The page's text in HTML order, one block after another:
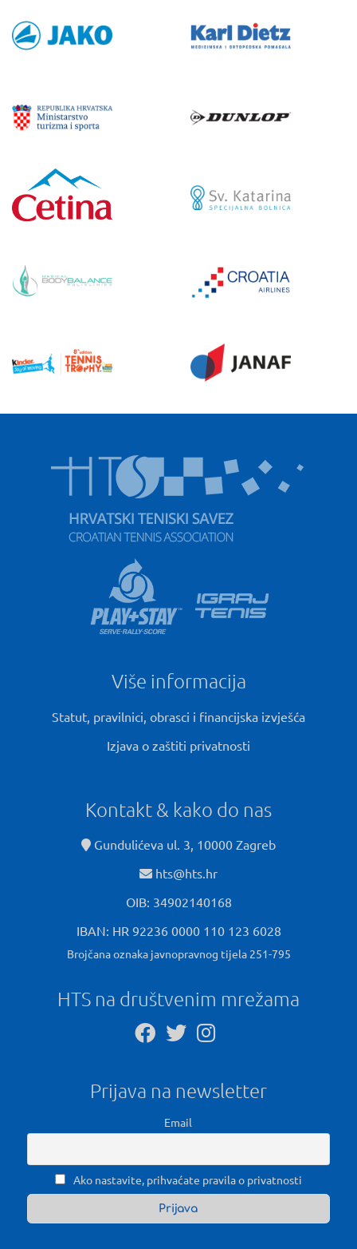
Više informacija
Statut, pravilnici, obrasci i financijska izvješća
Izjava o zaštiti privatnosti
Kontakt & kako do nas
Gundulićeva ul. 3, 10000 Zagreb
hts@hts.hr
OIB: 34902140168
IBAN: HR 92236 0000 110 123 6028
Brojčana oznaka javnopravnog tijela 251-795
HTS na društvenim mrežama
Prijava na newsletter
Email
Ako nastavite, prihvaćate pravila o privatnosti